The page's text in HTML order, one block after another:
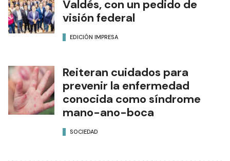
Valdés, con un pedido de
visión federal
EDICIÓN IMPRESA
Reiteran cuidados para
prevenir la enfermedad
conocida como síndrome
mano-ano-boca
SOCIEDAD